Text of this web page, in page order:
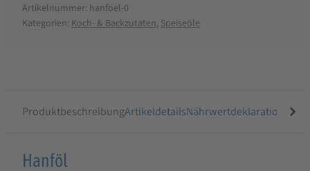
Artikelnummer: hanfoel-0
Kategorien: Koch- & Backzutaten, Speiseöle
ProduktbeschreibungArtikeldetailsNährwertdeklaration
Produktbeschreibung
Hanföl